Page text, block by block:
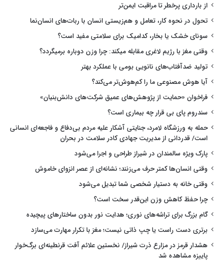
از بارداری پرخطر تا مراقبت ایمن‌تر
تحول در نحوه کار، تعامل و هم‌زیستی انسان با ربات‌های انسان‌نما
سونای خشک یا بخار، کدامیک برای سلامتی مفید است؟
وقتی مغز با رژیم لاغری مقابله میکند: چرا وزن دوباره برمیگردد؟
تولید ضدآفتاب‌های نانویی بومی با عملکرد بهتر
آیا هوش مصنوعی ما را کم‌هوش‌تر می‌کند؟
فراخوان «حمایت از پژوهش‌های عمیق شرکت‌های دانش‌بنیان»
سندروم پای بی قرار چه بیماری است؟
حمله به ورزشگاه لامرد، جنایتی آشکار علیه مردم بی‌دفاع و فاجعه‌ای انسانی
است/ قدردانی از مدیریت جهادی کادر سلامت در بحران
پارک ویژه سالمندان در شیراز طراحی و اجرا می‌شود
وقتی انسان‌ها کمتر حرف می‌زنند؛ نشانه‌ای از عصر انزوای خاموش
وقتی خانه به دستیار شخصی شما تبدیل می‌شود
چرا حفظ کاهش وزن این‌قدر سخت است؟
گام بزرگ برای تراشه‌های نوری؛ هدایت نور بدون ساختارهای پیچیده
برتری دست راست یا چپ ذاتی نیست؛ مغز با تکرار مهارت می‌سازد
هشدار قرمز در مزارع ذرت شیراز/ نخستین علائم آفت قرنطینه‌ای برگ‌خوار
پاییزه مشاهده شد